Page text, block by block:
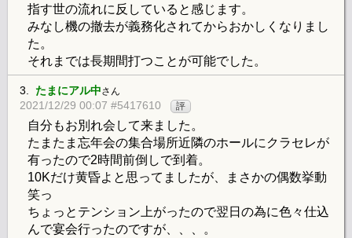
指す世の流れに反していると感じます。
みなし機の撤去が義務化されてからおかしくなりまし
た。
それまでは長期間打つことが可能でした。
3. たまにアル中さん
2021/12/29 00:07 #5417610 評
自分もお別れ会して来ました。
たまたま忘年会の集合場所近隣のホールにクラセレが
有ったので2時間前倒しで到着。
10Kだけ黄昏よと思ってましたが、まさかの偶数挙動
笑っ
ちょっとテンション上がったので翌日の為に色々仕込
んで宴会行ったのですが、、、。